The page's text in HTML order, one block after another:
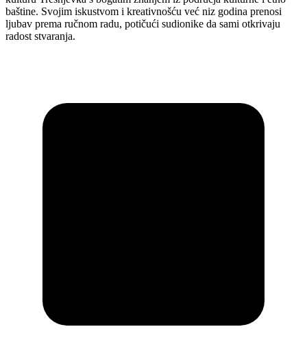
baštine. Svojim iskustvom i kreativnošću već niz godina prenosi
ljubav prema ručnom radu, potičući sudionike da sami otkrivaju
radost stvaranja.